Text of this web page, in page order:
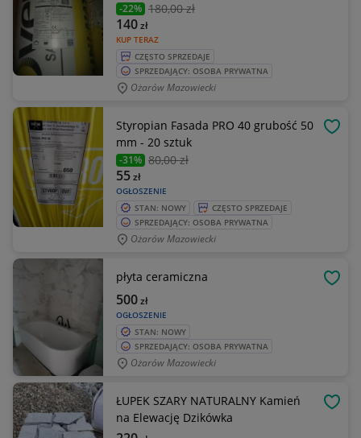
-22% 180,00 zł
KUP TERAZ
140zł
CZĘSTO SPRZEDAJE
SPRZEDAJĄCY: OSOBA PRYWATNA
Ożarów Mazowiecki
Styropian Fasada PRO 40 grubość 50
mm - 20 sztuk
-31% 80,00 zł
OGŁOSZENIE
55zł
STAN: NOWY
CZĘSTO SPRZEDAJE
SPRZEDAJĄCY: OSOBA PRYWATNA
Ożarów Mazowiecki
płyta ceramiczna
OGŁOSZENIE
500zł
STAN: NOWY
SPRZEDAJĄCY: OSOBA PRYWATNA
Ożarów Mazowiecki
ŁUPEK SZARY NATURALNY Kamień
na Elewację Dzikówka